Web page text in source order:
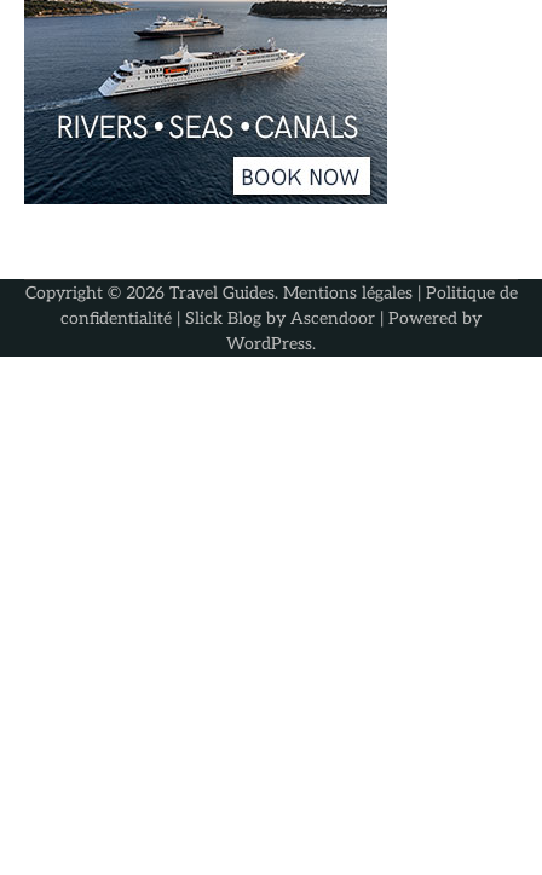
Copyright © 2026 Travel Guides. Mentions légales| Politique de
confidentialité | Slick Blog by Ascendoor | Powered by
WordPress.